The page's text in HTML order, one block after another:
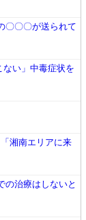
〇〇〇が送られて
い」中毒症状を
湘南エリアに来
の治療はしないと